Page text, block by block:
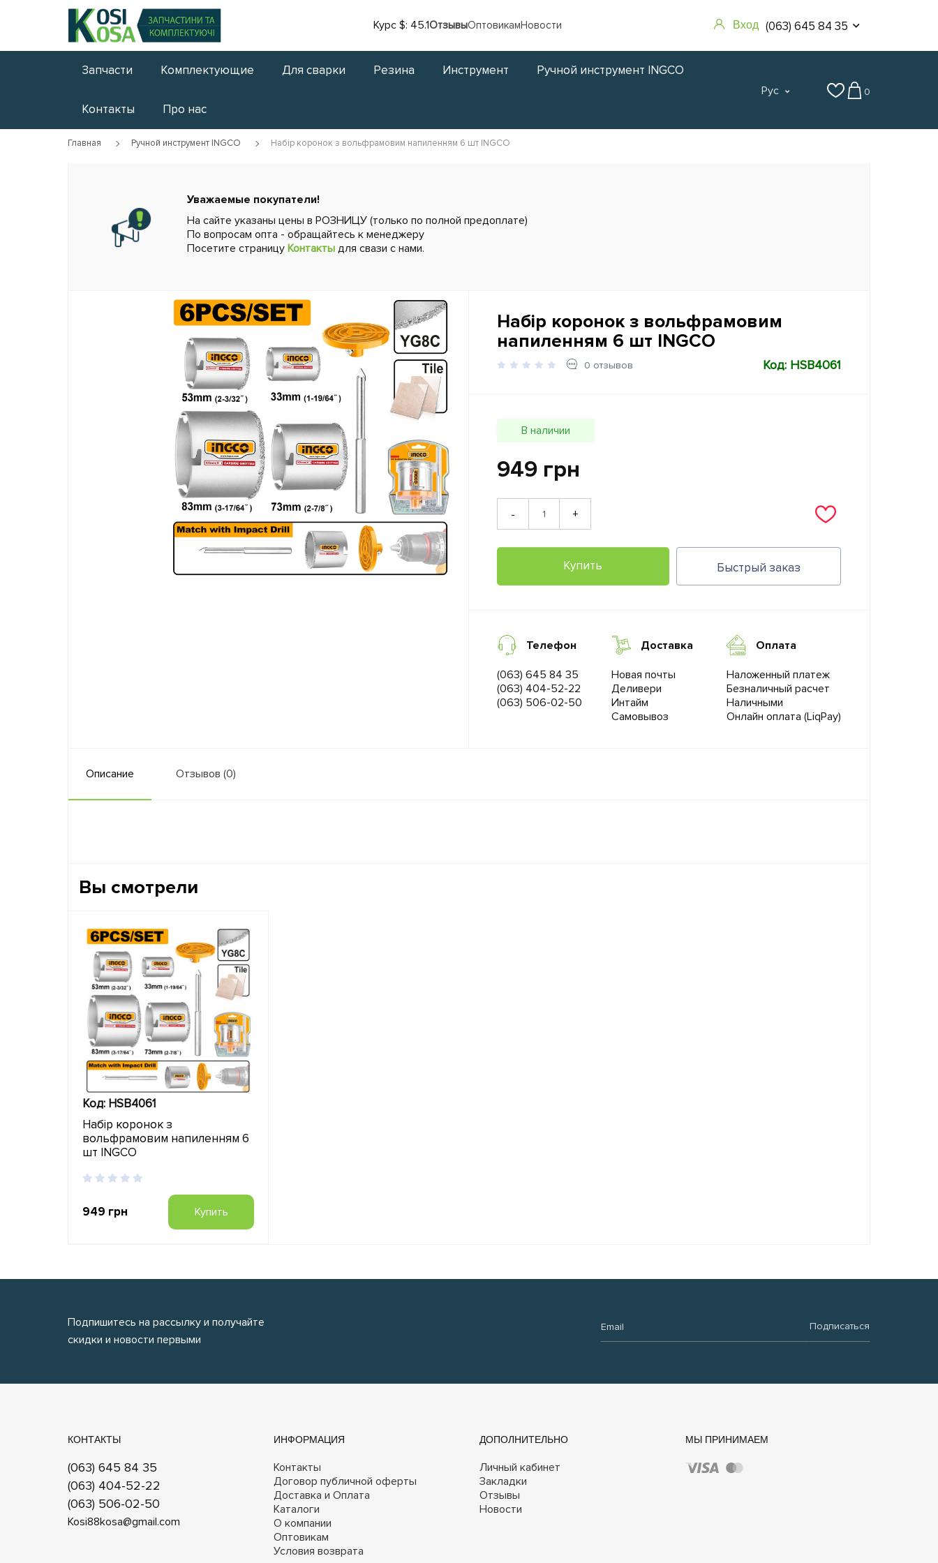
Курс $: 45.1ОтзывыОптовикамНовости Вход (063) 645 84 35
Запчасти Комплектующие Для сварки Резина Инструмент Ручной инструмент INGCO
Контакты Про нас
Рус 0
Главная Ручной инструмент INGCO Набір коронок з вольфрамовим напиленням 6 шт INGCO
Уважаемые покупатели!
На сайте указаны цены в РОЗНИЦУ (только по полной предоплате)
По вопросам опта - обращайтесь к менеджеру
Посетите страницу Контакты для свази с нами.
Набір коронок з вольфрамовим
напиленням 6 шт INGCO
0 отзывов Код: HSB4061
В наличии
949 грн
- +
Купить Быстрый заказ
Телефон
(063) 645 84 35
(063) 404-52-22
(063) 506-02-50
Доставка
Новая почты
Деливери
Интайм
Самовывоз
Оплата
Наложенный платеж
Безналичный расчет
Наличными
Онлайн оплата (LiqPay)
Описание Отзывов (0)
Вы смотрели
Код: HSB4061
Набір коронок з
вольфрамовим напиленням 6
шт INGCO
949 грн Купить
Подпишитесь на рассылку и получайте
скидки и новости первыми
Подписаться
КОНТАКТЫ
(063) 645 84 35
(063) 404-52-22
(063) 506-02-50
Kosi88kosa@gmail.com
ИНФОРМАЦИЯ
Контакты
Договор публичной оферты
Доставка и Оплата
Каталоги
О компании
Оптовикам
Условия возврата
ДОПОЛНИТЕЛЬНО
Личный кабинет
Закладки
Отзывы
Новости
МЫ ПРИНИМАЕМ